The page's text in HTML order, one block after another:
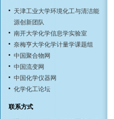
天津工业大学环境化工与清洁能
源创新团队
南开大学化学信息学实验室
奈梅亨大学化学计量学课题组
中国聚合物网
中国流变网
中国化学仪器网
化学化工论坛
联系方式